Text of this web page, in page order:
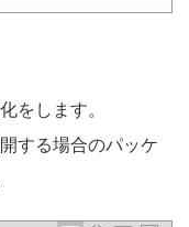
をします。
する場合のパッケ